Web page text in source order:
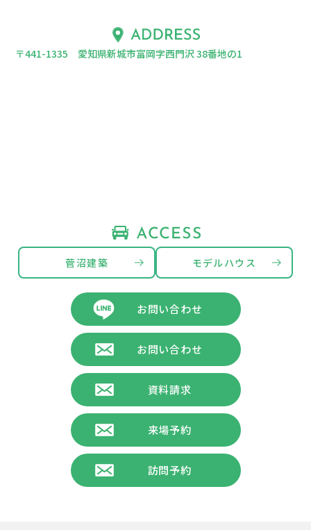
〒441-1335 愛知県新城市富岡字西門沢 38番地の1
菅沼建築 モデルハウス
お問い合わせ
お問い合わせ
資料請求
来場予約
訪問予約